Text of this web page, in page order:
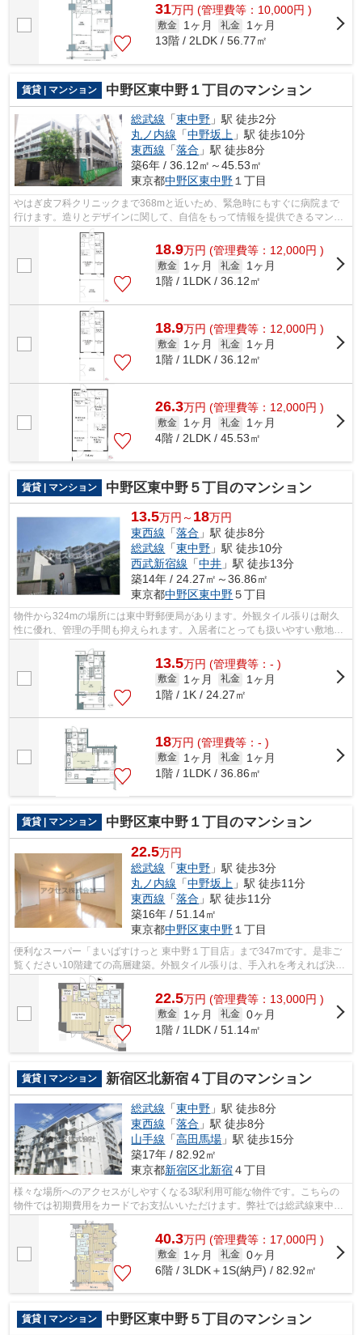
31万円 (管理費等：10,000円 )
敷金 1ヶ月 礼金
1ヶ月
13階 / 2LDK / 56.77㎡
賃貸 | マンション 中野区東中野１丁目のマンション
総武線 「東中野 」駅 徒歩2分
丸ノ内線 「中野坂上 」駅 徒歩10分
東西線 「落合 」駅 徒歩8分
築6年 / 36.12㎡～45.53㎡
東京都中野区東中野 １丁目
やはぎ皮フ科クリニックまで368mと近いため、緊急時にもすぐに病院まで
行けます。造りとデザインに関して、自信をもって情報を提供できるマンシ
ョンです。風通しの良いマンションは利...
18.9万円 (管理費等：12,000円 )
敷金 1ヶ月 礼金
1ヶ月
1階 / 1LDK / 36.12㎡
18.9万円 (管理費等：12,000円 )
敷金 1ヶ月 礼金
1ヶ月
1階 / 1LDK / 36.12㎡
26.3万円 (管理費等：12,000円 )
敷金 1ヶ月 礼金
1ヶ月
4階 / 2LDK / 45.53㎡
賃貸 | マンション 中野区東中野５丁目のマンション
13.5万円～ 18万円
東西線 「落合 」駅 徒歩8分
総武線 「東中野 」駅 徒歩10分
西武新宿線 「中井 」駅 徒歩13分
築14年 / 24.27㎡～36.86㎡
東京都中野区東中野５丁目
物件から324mの場所には東中野郵便局があります。外観タイル張りは耐久
性に優れ、管理の手間も抑えられます。入居者にとっても扱いやすい敷地内
13.5万円 (管理費等：- )
敷金 1ヶ月 礼金
1ヶ月
1階 / 1K / 24.27㎡
18万円 (管理費等：- )
敷金 1ヶ月 礼金
1ヶ月
1階 / 1LDK / 36.86㎡
賃貸 | マンション 中野区東中野１丁目のマンション
22.5万円
総武線 「東中野 」駅 徒歩3分
丸ノ内線 「中野坂上 」駅 徒歩11分
東西線 「落合 」駅 徒歩11分
築16年 / 51.14㎡
東京都中野区東中野１丁目
便利なスーパー「まいばすけっと 東中野１丁目店」まで347mです。是非ご
覧ください10階建ての高層建築。外観タイル張りは、手入れを考えれば決し
て高価ではありません。アクセスが皆様...
22.5万円 (管理費等：13,000円 )
敷金 1ヶ月 礼金 0ヶ月
1階 / 1LDK / 51.14㎡
賃貸 | マンション 新宿区北新宿４丁目のマンション
総武線 「東中野 」駅 徒歩8分
東西線 「落合 」駅 徒歩8分
山手線 「高田馬場 」駅 徒歩15分
築17年 / 82.92㎡
東京都新宿区北新宿４丁目
様々な場所へのアクセスがしやすくなる3駅利用可能な物件です。こちらの
物件では初期費用をカードでお支払いいただけます。弊社では総武線東中野
周辺の物件を取り扱っています。info@a...
40.3万円 (管理費等：17,000円 )
敷金 1ヶ月 礼金 0ヶ月
6階 / 3LDK＋1S(納戸) / 82.92㎡
賃貸 | マンション 中野区東中野５丁目のマンション